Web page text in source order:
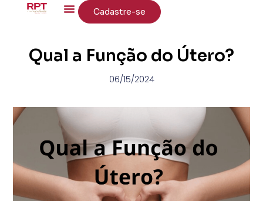
Cadastre-se
Qual a Função do Útero?
06/15/2024